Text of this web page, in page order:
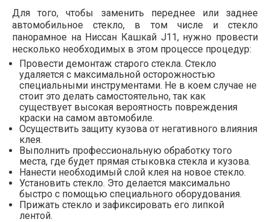
Для того, чтобы заменить переднее или заднее
автомобильное стекло, в том числе и стекло
панорамное на Ниссан Кашкай J11, нужно провести
несколько необходимых в этом процессе процедур:
Провести демонтаж старого стекла. Стекло
удаляется с максимальной осторожностью
специальными инструментами. Не в коем случае не
стоит это делать самостоятельно, так как
существует высокая вероятность повреждения
краски на самом автомобиле.
Осуществить защиту кузова от негативного влияния
клея.
Выполнить профессиональную обработку того
места, где будет прямая стыковка стекла и кузова.
Нанести необходимый слой клея на новое стекло.
Установить стекло. Это делается максимально
быстро с помощью специального оборудования.
Прижать стекло и зафиксировать его липкой
лентой.